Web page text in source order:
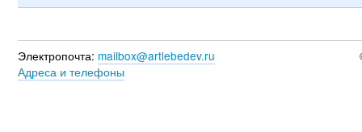
Электропочта: mailbox@artlebedev.ru
Адреса и телефоны